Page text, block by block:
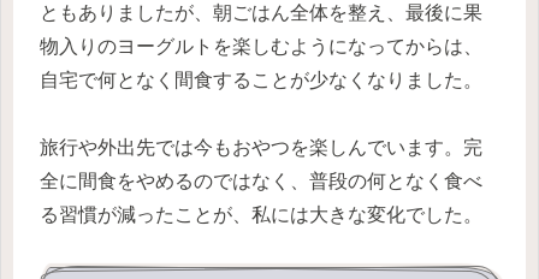
ともありましたが、朝ごはん全体を整え、最後に果
物入りのヨーグルトを楽しむようになってからは、
自宅で何となく間食することが少なくなりました。
旅行や外出先では今もおやつを楽しんでいます。完
全に間食をやめるのではなく、普段の何となく食べ
る習慣が減ったことが、私には大きな変化でした。